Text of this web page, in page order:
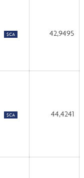
$CA 42,9495
$CA 44,4241